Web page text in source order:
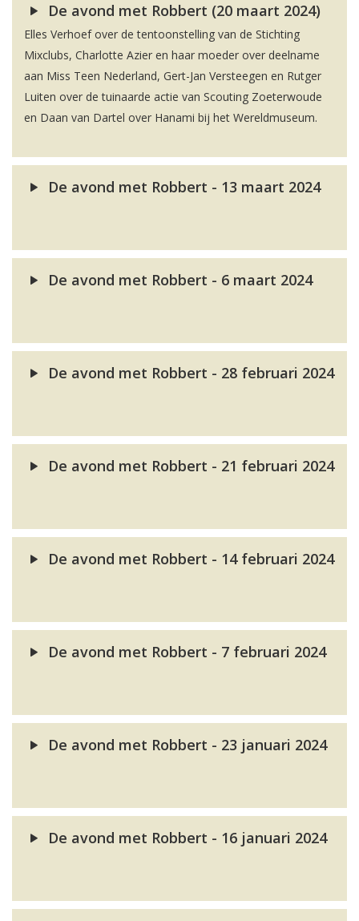
De avond met Robbert (20 maart 2024)
Elles Verhoef over de tentoonstelling van de Stichting
Mixclubs, Charlotte Azier en haar moeder over deelname
aan Miss Teen Nederland, Gert-Jan Versteegen en Rutger
Luiten over de tuinaarde actie van Scouting Zoeterwoude
en Daan van Dartel over Hanami bij het Wereldmuseum.
De avond met Robbert - 13 maart 2024
De avond met Robbert - 6 maart 2024
De avond met Robbert - 28 februari 2024
De avond met Robbert - 21 februari 2024
De avond met Robbert - 14 februari 2024
De avond met Robbert - 7 februari 2024
De avond met Robbert - 23 januari 2024
De avond met Robbert - 16 januari 2024